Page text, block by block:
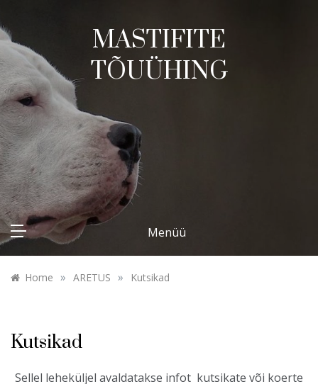
content
MASTIFITE
TÕUÜHING
Menüü
Home » ARETUS » Kutsikad
Kutsikad
Sellel leheküljel avaldatakse infot kutsikate või koerte